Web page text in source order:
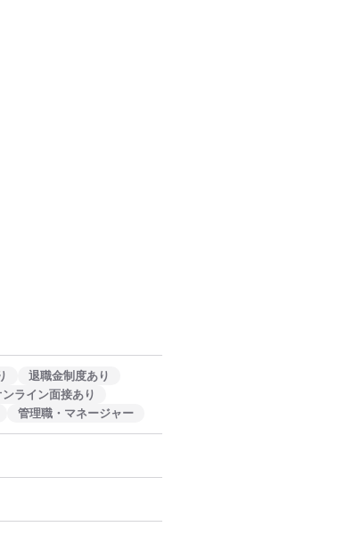
退職金制度あり
ンライン面接あり
管理職・マネージャー